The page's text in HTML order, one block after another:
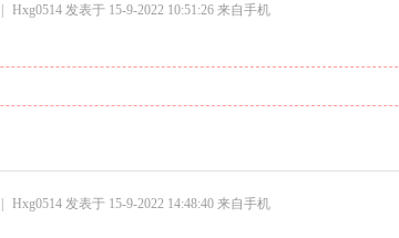
| Hxg0514 发表于 15-9-2022 10:51:26 来自手机
| Hxg0514 发表于 15-9-2022 14:48:40 来自手机